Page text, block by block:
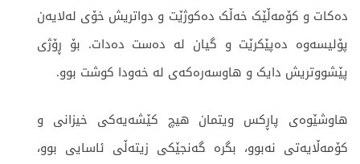
دەکات و کۆمەڵێک خەڵک دەکوژێت و دواتریش خۆی لەلایەن
پۆلیسەوە دەپێکرێت و گیان لە دەست دەدات. بۆ ڕۆژی
پێشووتریش دایک و هاوسەرەکەی لە خەودا کوشت بوو.
هاوشێوەی پاڕکس ویتمان هیچ کێشەیەکی خیزانی و
کۆمەڵایەتی نەبوو، بگرە گەنجێکی زیتەڵی ئاسایی بوو،